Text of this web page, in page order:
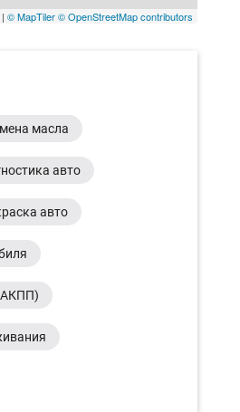
| © MapTiler© OpenStreetMap contributors
масла
авто
авто